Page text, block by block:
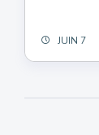
JUIN 7